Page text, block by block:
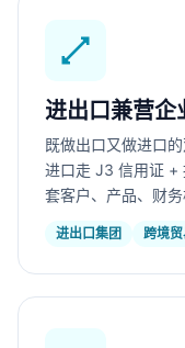
进出口兼营企
既做出口又做进口
进口走 J3 信用证 +
套客户、产品、财务
进出口集团 跨境